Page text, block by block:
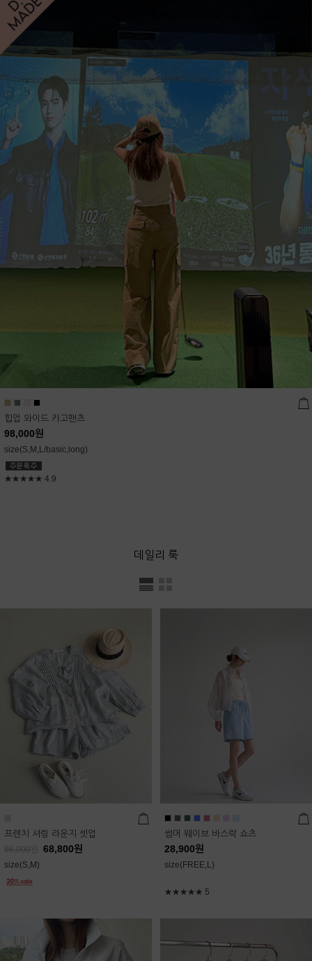
힙업 와이드 카고팬츠
98,000원
size(S,M,L/basic,long)
★★★★★ 4.9
데일리 룩
프렌치 셔링 라운지 셋업
86,000 68,800원
size(S,M)
썸머 웨이브 바스락 쇼츠
28,900원
size(FREE,L)
★★★★★ 5